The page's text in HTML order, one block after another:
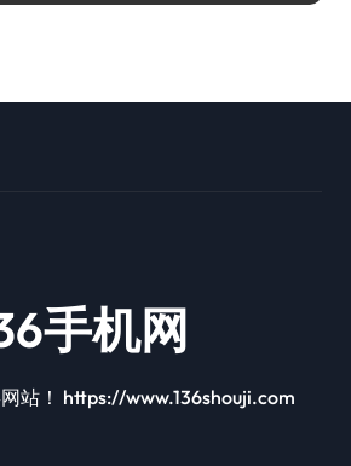
手机网
站！ https://www.136shouji.com